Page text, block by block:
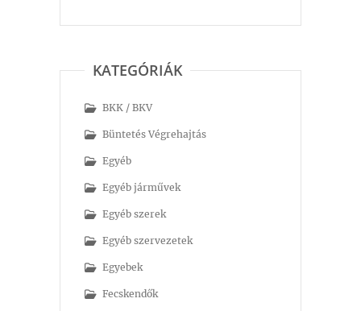
KATEGÓRIÁK
BKK / BKV
Büntetés Végrehajtás
Egyéb
Egyéb járművek
Egyéb szerek
Egyéb szervezetek
Egyebek
Fecskendők